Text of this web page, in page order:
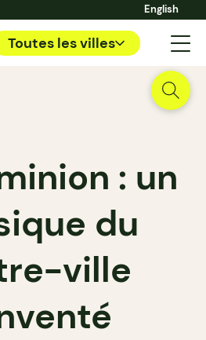
English
Toutes les villes
: un
du
ville